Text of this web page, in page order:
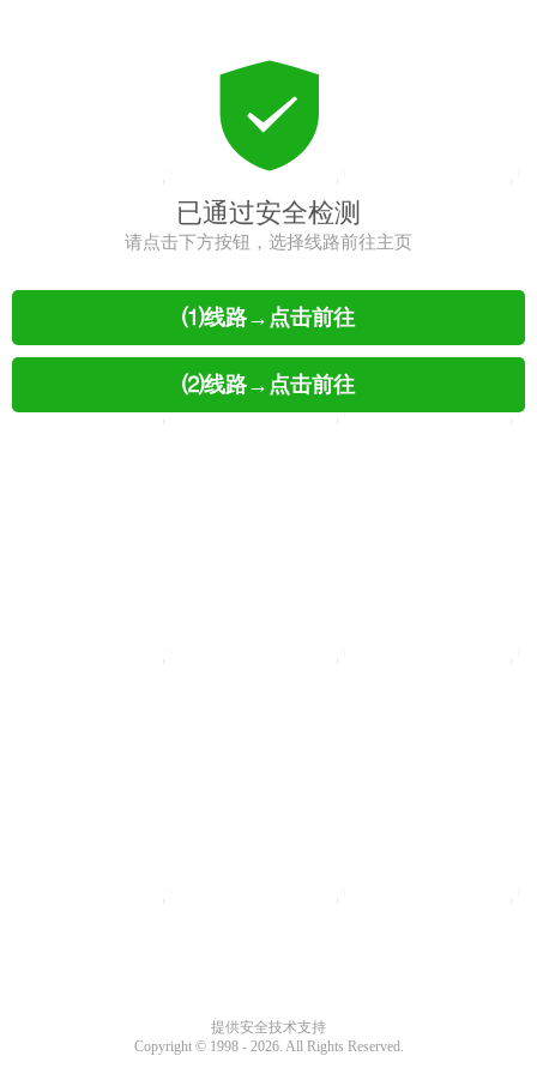
已通过安全检测
请点击下方按钮，选择线路前往主页
⑴线路→点击前往
⑵线路→点击前往
提供安全技术支持
Copyright © 1998 - 2026. All Rights Reserved.